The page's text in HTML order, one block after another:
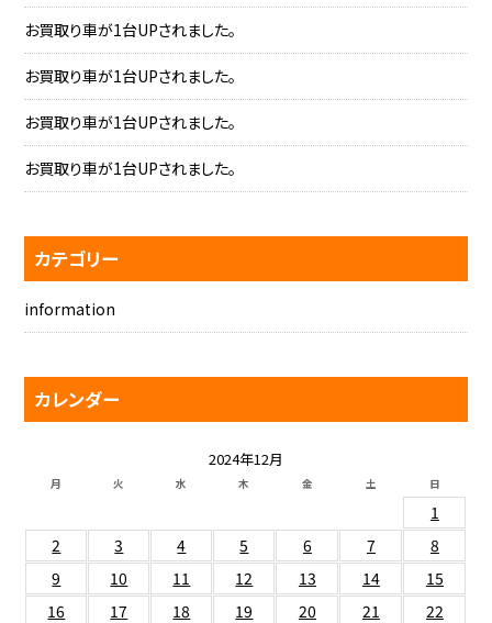
お買取り車が1台UPされました。
お買取り車が1台UPされました。
お買取り車が1台UPされました。
お買取り車が1台UPされました。
カテゴリー
information
カレンダー
2024年12月
月 火 水 木 金 土 日
1
2
3 4 5 6 7
8
9
10 11 12 13 14
15
16
17 18 19 20 21
22